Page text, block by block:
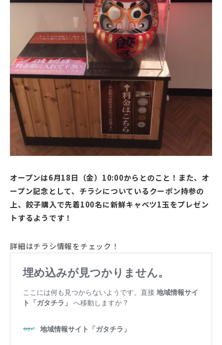
オープンは6月18日（金）10:00からとのこと！また、オ
ープン記念として、チラシについているクーポン持参の
上、餃子購入で先着100名に新鮮キャベツ1玉をプレゼン
トするようです！
詳細はチラシ情報をチェック！